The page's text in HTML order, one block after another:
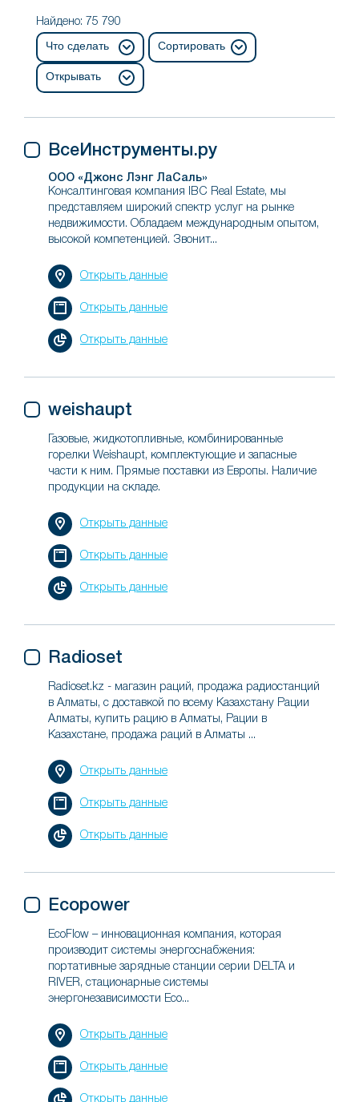
Найдено: 75 790
Что сделать Сортировать
Открывать
ВсеИнструменты.ру
ООО «Джонс Лэнг ЛаСаль»
Консалтинговая компания IBC Real Estate, мы
представляем широкий спектр услуг на рынке
недвижимости. Обладаем международным опытом,
высокой компетенцией. Звонит...
Открыть данные
Открыть данные
Открыть данные
weishaupt
Газовые, жидкотопливные, комбинированные
горелки Weishaupt, комплектующие и запасные
части к ним. Прямые поставки из Европы. Наличие
продукции на складе.
Открыть данные
Открыть данные
Открыть данные
Radioset
Radioset.kz - магазин раций, продажа радиостанций
в Алматы, с доставкой по всему Казахстану Рации
Алматы, купить рацию в Алматы, Рации в
Казахстане, продажа раций в Алматы ...
Открыть данные
Открыть данные
Открыть данные
Ecopower
EcoFlow – инновационная компания, которая
производит системы энергоснабжения:
портативные зарядные станции серии DELTA и
RIVER, стационарные системы
энергонезависимости Eco...
Открыть данные
Открыть данные
Открыть данные